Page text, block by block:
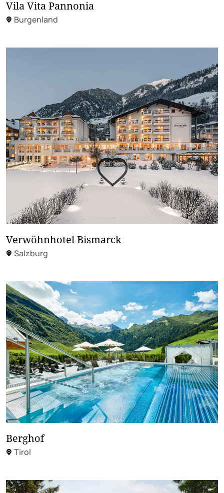
Vila Vita Pannonia
Burgenland
Verwöhnhotel Bismarck
Salzburg
Berghof
Tirol